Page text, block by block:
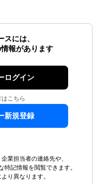
スには、
報があります
ログイン
こちら
新規登録
業担当者の連絡先や、
記情報を閲覧できます。
り異なります。